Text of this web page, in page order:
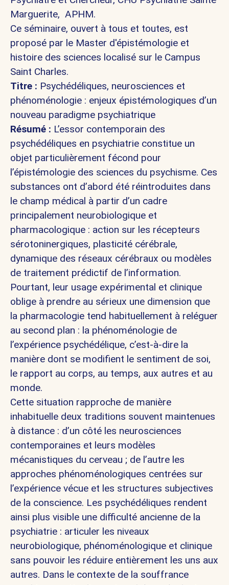
Marguerite, APHM.
Ce séminaire, ouvert à tous et toutes, est
proposé par le Master d'épistémologie et
histoire des sciences localisé sur le Campus
Saint Charles.
Titre : Psychédéliques, neurosciences et
phénoménologie : enjeux épistémologiques d’un
nouveau paradigme psychiatrique
Résumé : L’essor contemporain des
psychédéliques en psychiatrie constitue un
objet particulièrement fécond pour
l’épistémologie des sciences du psychisme. Ces
substances ont d’abord été réintroduites dans
le champ médical à partir d’un cadre
principalement neurobiologique et
pharmacologique : action sur les récepteurs
sérotoninergiques, plasticité cérébrale,
dynamique des réseaux cérébraux ou modèles
de traitement prédictif de l’information.
Pourtant, leur usage expérimental et clinique
oblige à prendre au sérieux une dimension que
la pharmacologie tend habituellement à reléguer
au second plan : la phénoménologie de
l’expérience psychédélique, c’est-à-dire la
manière dont se modifient le sentiment de soi,
le rapport au corps, au temps, aux autres et au
monde.
Cette situation rapproche de manière
inhabituelle deux traditions souvent maintenues
à distance : d’un côté les neurosciences
contemporaines et leurs modèles
mécanistiques du cerveau ; de l’autre les
approches phénoménologiques centrées sur
l’expérience vécue et les structures subjectives
de la conscience. Les psychédéliques rendent
ainsi plus visible une difficulté ancienne de la
psychiatrie : articuler les niveaux
neurobiologique, phénoménologique et clinique
sans pouvoir les réduire entièrement les uns aux
autres. Dans le contexte de la souffrance